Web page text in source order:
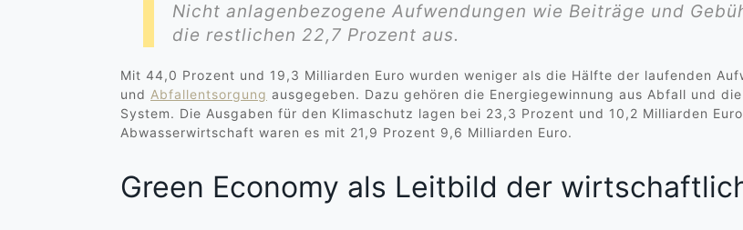
Nicht anlagenbezogene Aufwendungen wie Beiträge und
die restlichen 22,7 Prozent aus.
Mit 44,0 Prozent und 19,3 Milliarden Euro wurden weniger als die Hälfte der laufenden
und Abfallentsorgung ausgegeben. Dazu gehören die Energiegewinnung aus Abfall und
System. Die Ausgaben für den Klimaschutz lagen bei 23,3 Prozent und 10,2 Milliarden
Abwasserwirtschaft waren es mit 21,9 Prozent 9,6 Milliarden Euro.
Green Economy als Leitbild der